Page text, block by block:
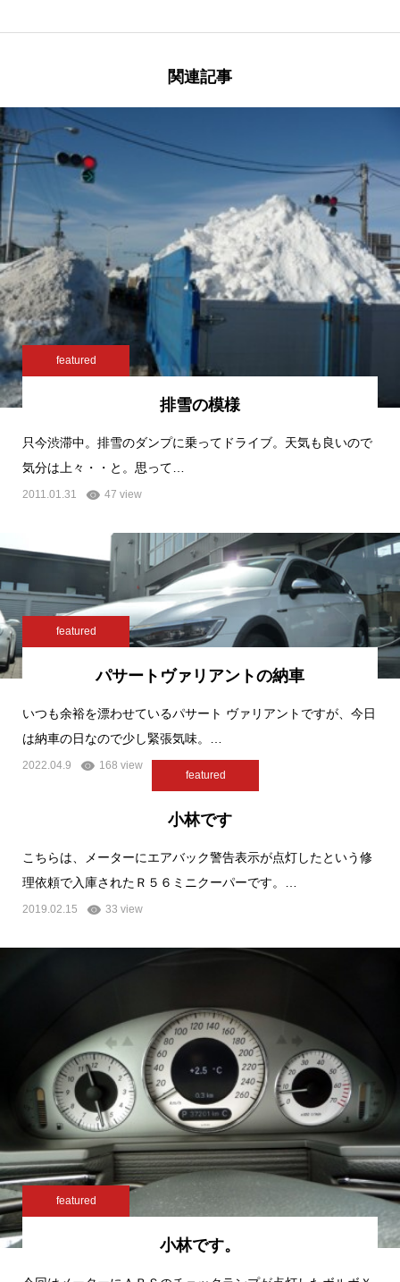
関連記事
featured
排雪の模様
只今渋滞中。排雪のダンプに乗ってドライブ。天気も良いので
気分は上々・・と。思って…
2011.01.31 47 view
featured
パサートヴァリアントの納車
いつも余裕を漂わせているパサート ヴァリアントですが、今日
は納車の日なので少し緊張気味。…
2022.04.9 168 view
featured
小林です
こちらは、メーターにエアバック警告表示が点灯したという修
理依頼で入庫されたＲ５６ミニクーパーです。…
2019.02.15 33 view
featured
小林です。